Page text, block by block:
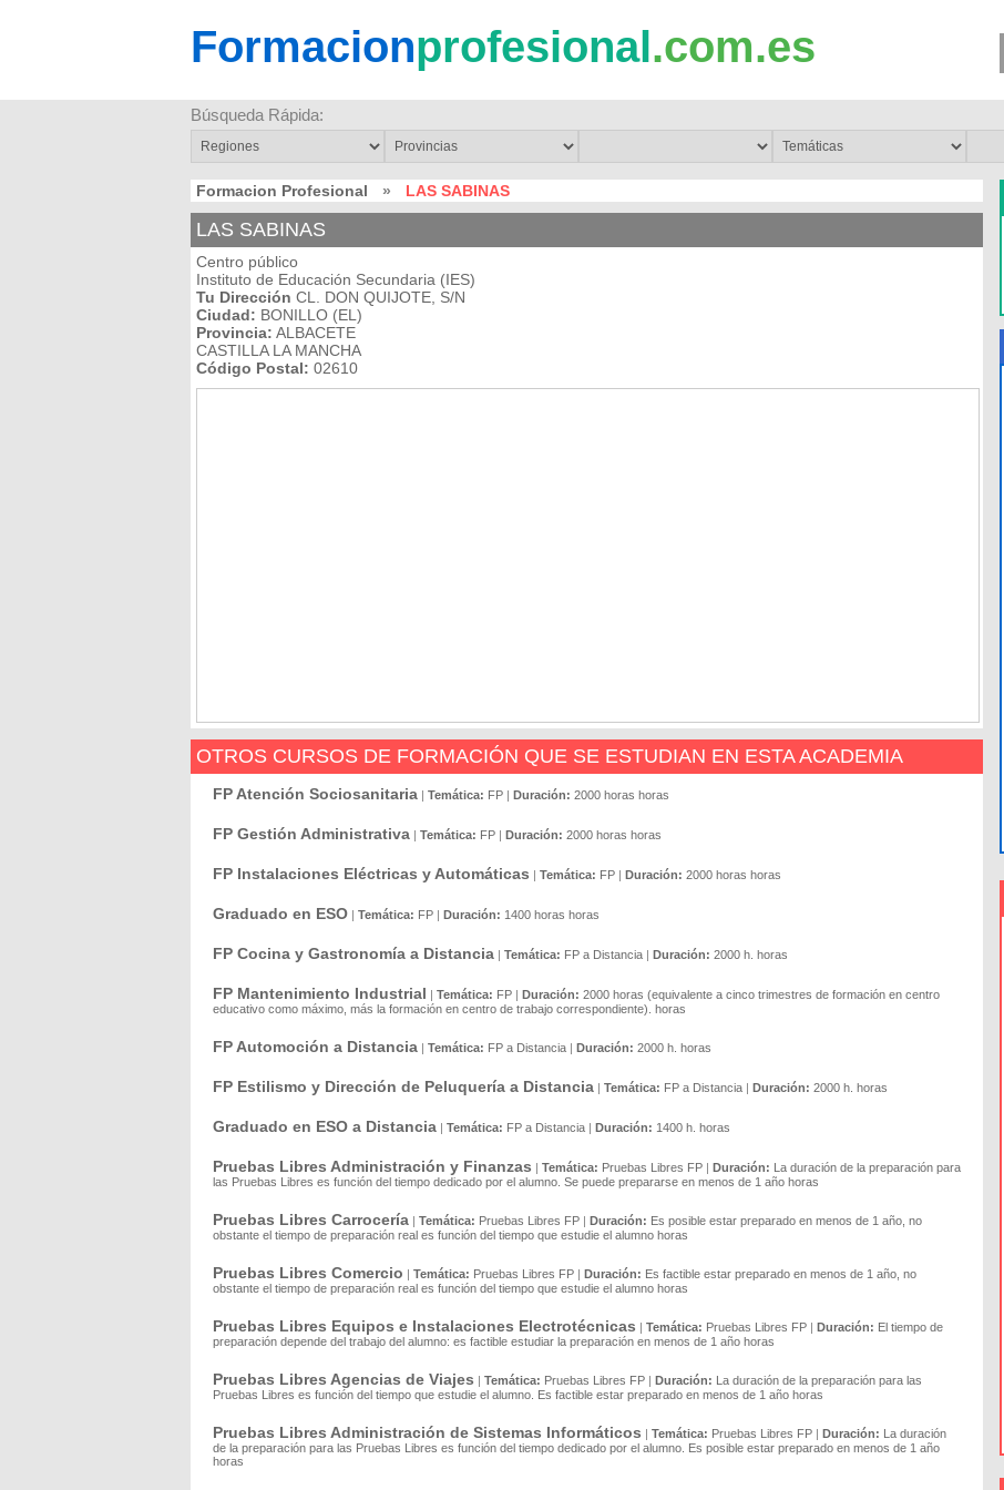
Formacionprofesional.com.es
Búsqueda Rápida:
Formacion Profesional » LAS SABINAS
LAS SABINAS
Centro público
Instituto de Educación Secundaria (IES)
Tu Dirección CL. DON QUIJOTE, S/N
Ciudad: BONILLO (EL)
Provincia: ALBACETE
CASTILLA LA MANCHA
Código Postal: 02610
OTROS CURSOS DE FORMACIÓN QUE SE ESTUDIAN EN ESTA ACADEMIA
FP Atención Sociosanitaria | Temática: FP | Duración: 2000 horas horas
FP Gestión Administrativa | Temática: FP | Duración: 2000 horas horas
FP Instalaciones Eléctricas y Automáticas | Temática: FP | Duración: 2000 horas horas
Graduado en ESO | Temática: FP | Duración: 1400 horas horas
FP Cocina y Gastronomía a Distancia | Temática: FP a Distancia | Duración: 2000 h. horas
FP Mantenimiento Industrial | Temática: FP | Duración: 2000 horas (equivalente a cinco trimestres de formación en centro
educativo como máximo, más la formación en centro de trabajo correspondiente). horas
FP Automoción a Distancia | Temática: FP a Distancia | Duración: 2000 h. horas
FP Estilismo y Dirección de Peluquería a Distancia | Temática: FP a Distancia | Duración: 2000 h. horas
Graduado en ESO a Distancia | Temática: FP a Distancia | Duración: 1400 h. horas
Pruebas Libres Administración y Finanzas | Temática: Pruebas Libres FP | Duración: La duración de la preparación para
las Pruebas Libres es función del tiempo dedicado por el alumno. Se puede prepararse en menos de 1 año horas
Pruebas Libres Carrocería | Temática: Pruebas Libres FP | Duración: Es posible estar preparado en menos de 1 año, no
obstante el tiempo de preparación real es función del tiempo que estudie el alumno horas
Pruebas Libres Comercio | Temática: Pruebas Libres FP | Duración: Es factible estar preparado en menos de 1 año, no
obstante el tiempo de preparación real es función del tiempo que estudie el alumno horas
Pruebas Libres Equipos e Instalaciones Electrotécnicas | Temática: Pruebas Libres FP | Duración: El tiempo de
preparación depende del trabajo del alumno: es factible estudiar la preparación en menos de 1 año horas
Pruebas Libres Agencias de Viajes | Temática: Pruebas Libres FP | Duración: La duración de la preparación para las
Pruebas Libres es función del tiempo que estudie el alumno. Es factible estar preparado en menos de 1 año horas
Pruebas Libres Administración de Sistemas Informáticos | Temática: Pruebas Libres FP | Duración: La duración
de la preparación para las Pruebas Libres es función del tiempo dedicado por el alumno. Es posible estar preparado en menos de 1 año
horas